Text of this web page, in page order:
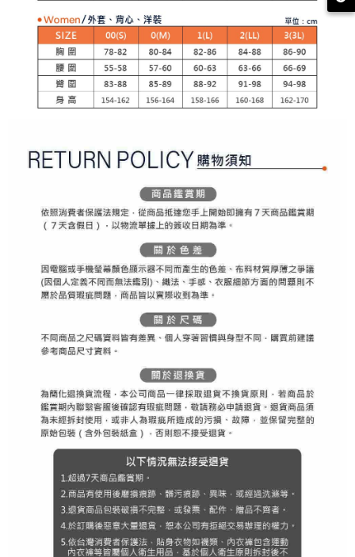
易，需依本服務之必要範圍內提供個人資料，並將交易相關給付款項請求債
權轉讓予恩沛科技股份有限公司。
２．關於個人資料處理事宜，請瀏覽以下網址：
https://aftee.tw/terms/#terms3
３．未成年的使用者請事先徵得法定代理人或監護人之同意方可使用
「AFTEE先享後付」，若未經同意申辦者引起之損失，本公司不負相關責
請求用戶進行身份認證。
５．嚴禁一人註冊多個帳號或使用他人資訊註冊。若發現惡意使用之情形，
付款後7-11取貨
免運費
免運費
免運費